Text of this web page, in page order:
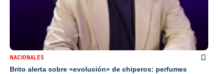
NACIONALES
Brito alerta sobre «evolución» de chiperos: perfumes